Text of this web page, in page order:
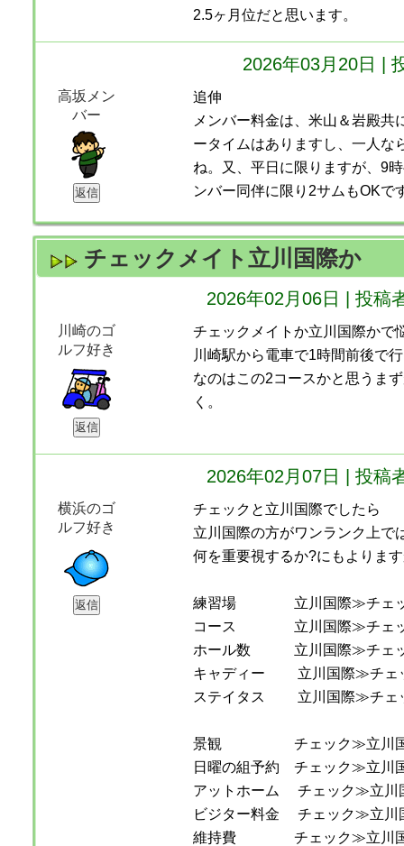
2.5ヶ月位だと思います。
2026年03月20日 |
高坂メン
バー
追伸
メンバー料金は、米山＆岩殿共
ータイムはありますし、一人な
ね。又、平日に限りますが、9
ンバー同伴に限り2サムもOKで
チェックメイト立川国際か
2026年02月06日 | 投稿
川崎のゴ
ルフ好き
チェックメイトか立川国際かで
川崎駅から電車で1時間前後で
なのはこの2コースかと思うま
く。
2026年02月07日 | 投稿
横浜のゴ
ルフ好き
チェックと立川国際でしたら
立川国際の方がワンランク上で
何を重要視するか?にもよりま
練習場 立川国際≫チェ
コース 立川国際≫チェ
ホール数 立川国際≫チェ
キャディー 立川国際≫チェ
ステイタス 立川国際≫チェ
景観 チェック≫立川
日曜の組予約 チェック≫立川
アットホーム チェック≫立川
ビジター料金 チェック≫立川
維持費 チェック≫立川